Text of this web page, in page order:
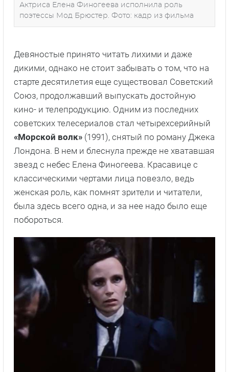
Актриса Елена Финогеева исполнила роль
поэтессы Мод Брюстер. Фото: кадр из фильма
Девяностые принято читать лихими и даже
дикими, однако не стоит забывать о том, что на
старте десятилетия еще существовал Советский
Союз, продолжавший выпускать достойную
кино- и телепродукцию. Одним из последних
советских телесериалов стал четырехсерийный
«Морской волк» (1991), снятый по роману Джека
Лондона. В нем и блеснула прежде не хватавшая
звезд с небес Елена Финогеева. Красавице с
классическими чертами лица повезло, ведь
женская роль, как помнят зрители и читатели,
была здесь всего одна, и за нее надо было еще
побороться.